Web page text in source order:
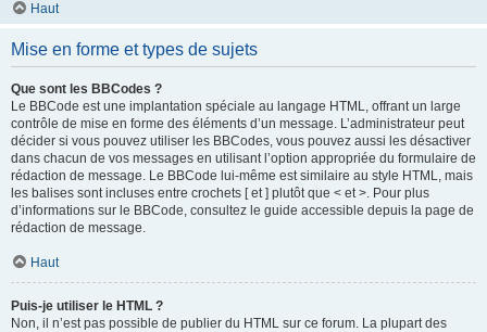
Haut
Mise en forme et types de sujets
Que sont les BBCodes ?
Le BBCode est une implantation spéciale au langage HTML, offrant un large
contrôle de mise en forme des éléments d’un message. L’administrateur peut
décider si vous pouvez utiliser les BBCodes, vous pouvez aussi les désactiver
dans chacun de vos messages en utilisant l’option appropriée du formulaire de
rédaction de message. Le BBCode lui-même est similaire au style HTML, mais
les balises sont incluses entre crochets [ et ] plutôt que < et >. Pour plus
d’informations sur le BBCode, consultez le guide accessible depuis la page de
rédaction de message.
Haut
Puis-je utiliser le HTML ?
Non, il n’est pas possible de publier du HTML sur ce forum. La plupart des